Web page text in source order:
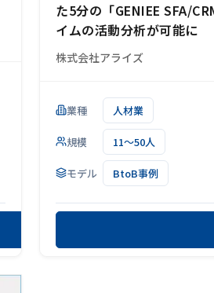
た5分の「GENIEE SFA/
イムの活動分析が可能に
株式会社アライズ
業種 人材業
規模 11～50人
モデル BtoB事例